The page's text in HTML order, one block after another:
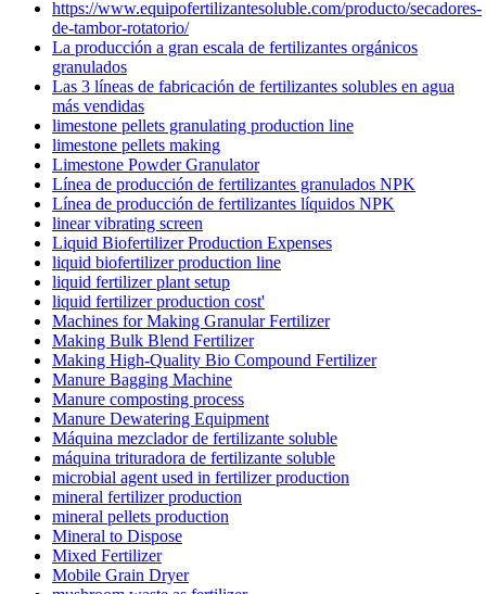
https://www.equipofertilizantesoluble.com/producto/secadores-
de-tambor-rotatorio/
La producción a gran escala de fertilizantes orgánicos
granulados
Las 3 líneas de fabricación de fertilizantes solubles en agua
más vendidas
limestone pellets granulating production line
limestone pellets making
Limestone Powder Granulator
Línea de producción de fertilizantes granulados NPK
Línea de producción de fertilizantes líquidos NPK
linear vibrating screen
Liquid Biofertilizer Production Expenses
liquid biofertilizer production line
liquid fertilizer plant setup
liquid fertilizer production cost'
Machines for Making Granular Fertilizer
Making Bulk Blend Fertilizer
Making High-Quality Bio Compound Fertilizer
Manure Bagging Machine
Manure composting process
Manure Dewatering Equipment
Máquina mezclador de fertilizante soluble
máquina trituradora de fertilizante soluble
microbial agent used in fertilizer production
mineral fertilizer production
mineral pellets production
Mineral to Dispose
Mixed Fertilizer
Mobile Grain Dryer